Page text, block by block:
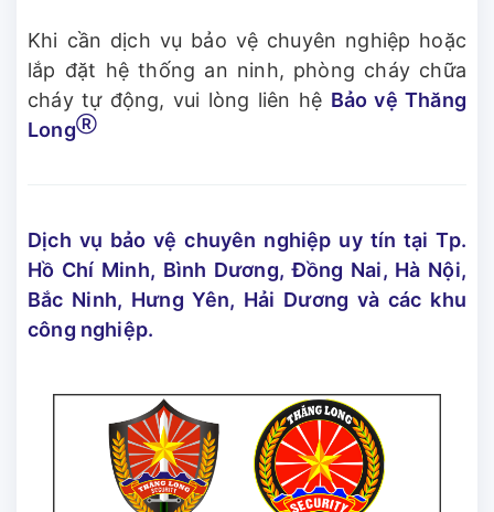
Khi cần dịch vụ bảo vệ chuyên nghiệp hoặc
lắp đặt hệ thống an ninh, phòng cháy chữa
cháy tự động, vui lòng liên hệ Bảo vệ Thăng
LongⓇ
Dịch vụ bảo vệ chuyên nghiệp uy tín tại Tp.
Hồ Chí Minh, Bình Dương, Đồng Nai, Hà Nội,
Bắc Ninh, Hưng Yên, Hải Dương và các khu
công nghiệp.